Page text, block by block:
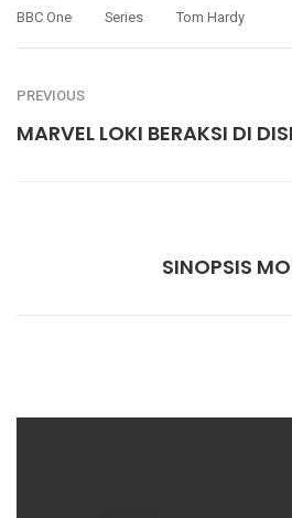
BBC One Series Tom Hardy
PREVIOUS
MARVEL LOKI BERAKSI DI
SINOPSIS